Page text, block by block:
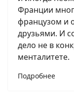
Франции
французом и
друзьями. И
дело не в
менталитете.
Подробнее